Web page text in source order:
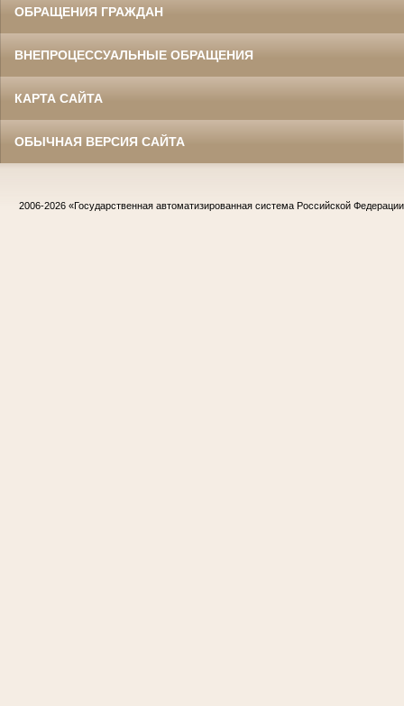
ОБРАЩЕНИЯ ГРАЖДАН
ВНЕПРОЦЕССУАЛЬНЫЕ ОБРАЩЕНИЯ
КАРТА САЙТА
ОБЫЧНАЯ ВЕРСИЯ САЙТА
2006-2026 «Государственная автоматизированная система Российской